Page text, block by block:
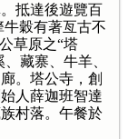
抵達後遊覽百
穀有著亙古不
草原之“塔
藏寨、牛羊、
。塔公寺，創
人薛迦班智達
村落。午餐於